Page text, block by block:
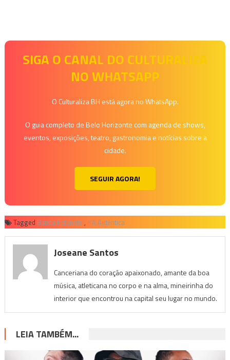
SIGA O CANAL DO CULTURALIZA
NO WHATSAPP
O Culturaliza BH está agora no WhatsApp.
O guia completo de Belo Horizonte com agenda de shows,
eventos, exposições, teatro, gastronomia e notícias sobre a
cidade.
SEGUIR AGORA!
Tagged Banda Falanstèr, n'A Autêntica
Joseane Santos
Canceriana do coração apaixonado, amante da boa
música, atleticana no corpo e na alma, mineirinha do
interior que encontrou na capital seu lugar no mundo.
LEIA TAMBÉM...